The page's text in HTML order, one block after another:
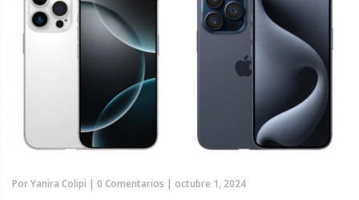
PorYanira Colipi | 0 Comentarios | octubre 1, 2024